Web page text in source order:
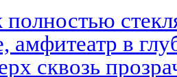
амфитеатр в
сквозь